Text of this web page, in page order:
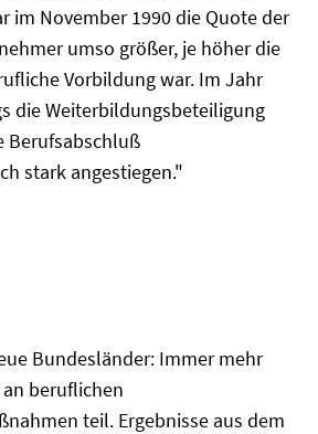
im November 1990 die Quote der
umso größer, je höher die
Vorbildung war. Im Jahr
die Weiterbildungsbeteiligung
Berufsabschluß
stark angestiegen."
Bundesländer: Immer mehr
beruflichen
teil. Ergebnisse aus dem